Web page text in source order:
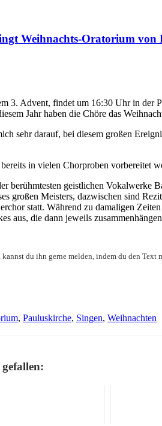
Weihnachts-Oratorium von
3. Advent, findet um 16:30 Uhr in der
Jahr haben die Chöre das
sehr darauf, bei diesem großen
in vielen Chorproben vorbereitet
berühmtesten geistlichen Vokalwerke
großen Meisters, dazwischen sind
statt. Während zu damaligen
aus, die dann jeweils
du ihn gerne melden, indem du den Text
, Pauluskirche, Singen, Weihnachten